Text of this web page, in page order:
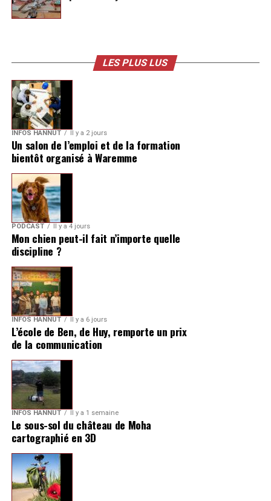
LES PLUS LUS
INFOS HANNUT Il y a 2 jours
Un salon de l’emploi et de la formation
bientôt organisé à Waremme
PODCAST Il y a 4 jours
Mon chien peut-il fait n’importe quelle
discipline ?
INFOS HANNUT Il y a 6 jours
L’école de Ben, de Huy, remporte un prix
de la communication
INFOS HANNUT Il y a 1 semaine
Le sous-sol du château de Moha
cartographié en 3D